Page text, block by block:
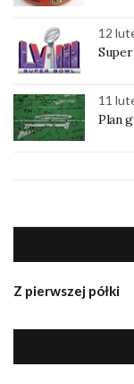
12
11
Plan
Z pierwszej półki